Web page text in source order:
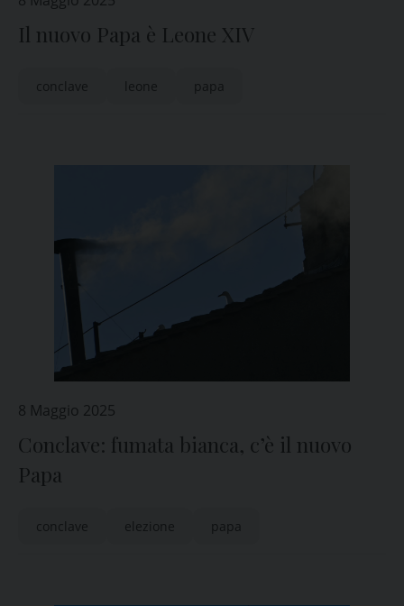
Il nuovo Papa è Leone XIV
conclave leone papa
8 Maggio 2025
Conclave: fumata bianca, c’è il nuovo
Papa
conclave elezione papa